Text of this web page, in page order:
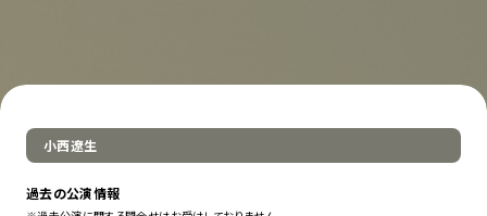
小西遼生
過去の公演情報